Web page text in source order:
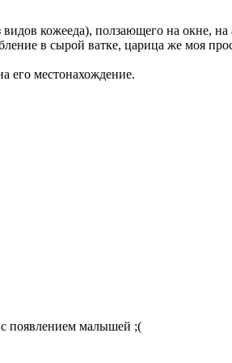
кожееда), ползающего на окне,
в сырой ватке, царица же моя
его местонахождение.
с появлением малышей ;(